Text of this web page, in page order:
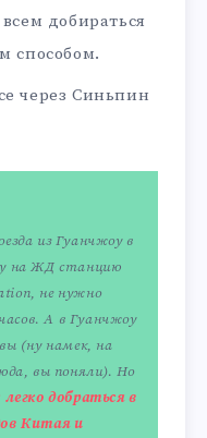
добираться
способом.
через Синьпин
из Гуанчжоу в
на ЖД станцию
не нужно
А в Гуанчжоу
(ну намек, на
вы поняли). Но
легко добраться в
Китая и